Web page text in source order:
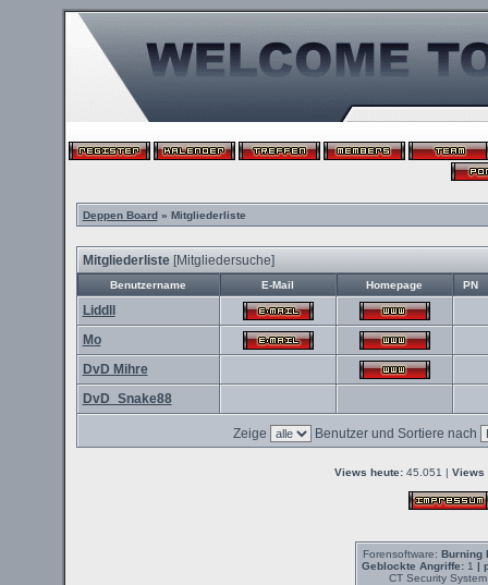
Deppen Board» Mitgliederliste
Mitgliederliste[Mitgliedersuche]
Benutzername E-Mail Homepage PN
Liddll
Mo
DvD Mihre
DvD_Snake88
Zeige Benutzer und Sortiere nach
Views heute: 45.051 | Views
Forensoftware: Burning
Geblockte Angriffe:1 |
CT Security